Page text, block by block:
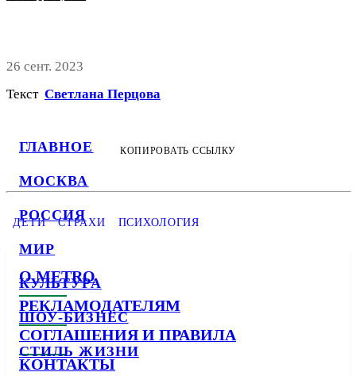
ГЛАВНОЕ
МОСКВА
РОССИЯ
МИР
КУЛЬТУРА
ШОУ-БИЗНЕС
СТИЛЬ ЖИЗНИ
26 сент. 2023
Текст Светлана Перцова
КОПИРОВАТЬ ССЫЛКУ
ДЕТИ СТРАХИ ПСИХОЛОГИЯ
О METRO
РЕКЛАМОДАТЕЛЯМ
СОГЛАШЕНИЯ И ПРАВИЛА
КОНТАКТЫ